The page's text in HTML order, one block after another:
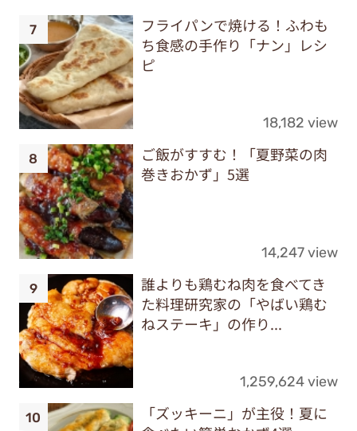
フライパンで焼ける！ふわも
ち食感の手作り「ナン」レシ
ピ
18,182 view
ご飯がすすむ！「夏野菜の肉
巻きおかず」5選
14,247 view
誰よりも鶏むね肉を食べてき
た料理研究家の「やばい鶏む
ねステーキ」の作り...
1,259,624 view
「ズッキーニ」が主役！夏に